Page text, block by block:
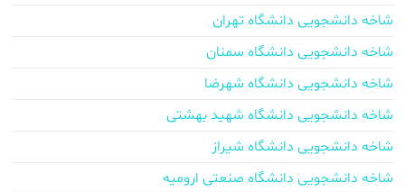
شاخه دانشجویی دانشگاه تهران
شاخه دانشجویی دانشگاه سمنان
شاخه دانشجویی دانشگاه شهرضا
شاخه دانشجویی دانشگاه شهید بهشتی
شاخه دانشجویی دانشگاه شیراز
شاخه دانشجویی دانشگاه صنعتی ارومیه